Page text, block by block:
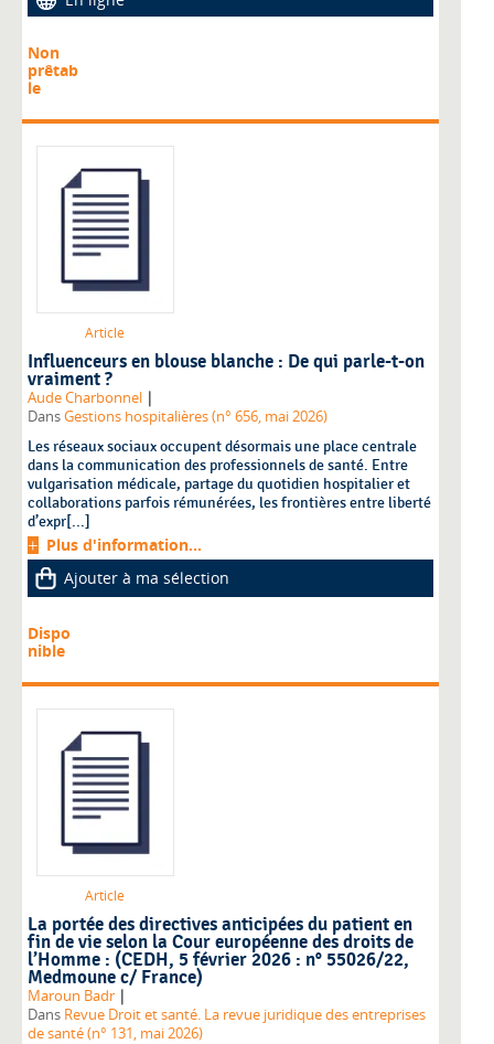
Non
prêtab
le
Article
Influenceurs en blouse blanche : De qui parle-t-on
vraiment ?
Aude Charbonnel |
DansGestions hospitalières (n° 656, mai 2026)
Les réseaux sociaux occupent désormais une place centrale
dans la communication des professionnels de santé. Entre
vulgarisation médicale, partage du quotidien hospitalier et
collaborations parfois rémunérées, les frontières entre liberté
d’expr[...]
Plus d'information...
Ajouter à ma sélection
Dispo
nible
Article
La portée des directives anticipées du patient en
fin de vie selon la Cour européenne des droits de
l’Homme : (CEDH, 5 février 2026 : n° 55026/22,
Medmoune c/ France)
Maroun Badr |
Dans Revue Droit et santé. La revue juridique des entreprises
de santé (n° 131, mai 2026)